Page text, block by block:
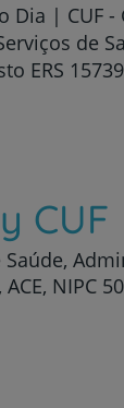
Dia | CUF -
de
ERS
CUF
Saúde,
NIPC